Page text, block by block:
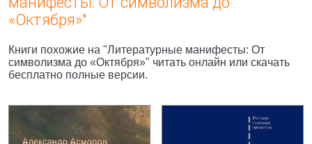
«Октября»"
Книги похожие на "Литературные манифесты: От
символизма до «Октября»" читать онлайн или скачать
бесплатно полные версии.